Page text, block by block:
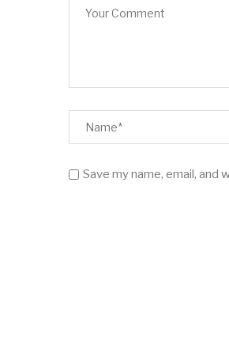
Save my name, email,